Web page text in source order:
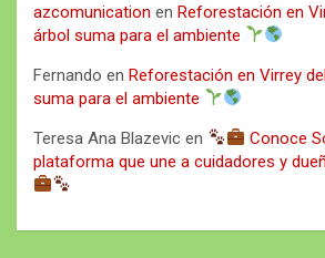
azcomunication en Reforestación en
árbol suma para el ambiente
Fernando en Reforestación en Virrey
suma para el ambiente
Teresa Ana Blazevic en
Conoce
plataforma que une a cuidadores y